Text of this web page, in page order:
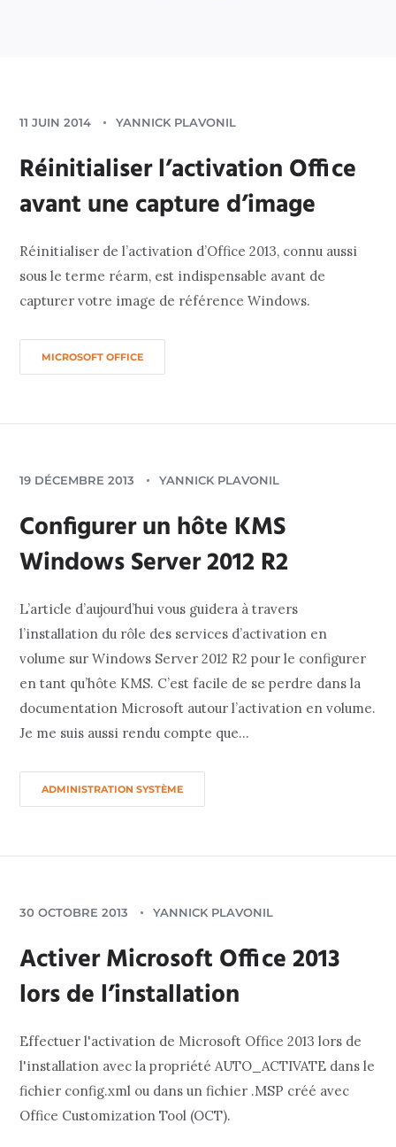
11 JUIN 2014 YANNICK PLAVONIL
Réinitialiser l’activation Office
avant une capture d’image
Réinitialiser de l’activation d’Office 2013, connu aussi
sous le terme réarm, est indispensable avant de
capturer votre image de référence Windows.
MICROSOFT OFFICE
19 DÉCEMBRE 2013 YANNICK PLAVONIL
Configurer un hôte KMS
Windows Server 2012 R2
L’article d’aujourd’hui vous guidera à travers
l’installation du rôle des services d’activation en
volume sur Windows Server 2012 R2 pour le configurer
en tant qu’hôte KMS. C’est facile de se perdre dans la
documentation Microsoft autour l’activation en volume.
Je me suis aussi rendu compte que...
ADMINISTRATION SYSTÈME
30 OCTOBRE 2013 YANNICK PLAVONIL
Activer Microsoft Office 2013
lors de l’installation
Effectuer l'activation de Microsoft Office 2013 lors de
l'installation avec la propriété AUTO_ACTIVATE dans le
fichier config.xml ou dans un fichier .MSP créé avec
Office Customization Tool (OCT).